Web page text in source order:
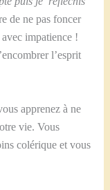
de ne pas foncer
impatience !
l’esprit
apprenez à ne
vie. Vous
colérique et vous